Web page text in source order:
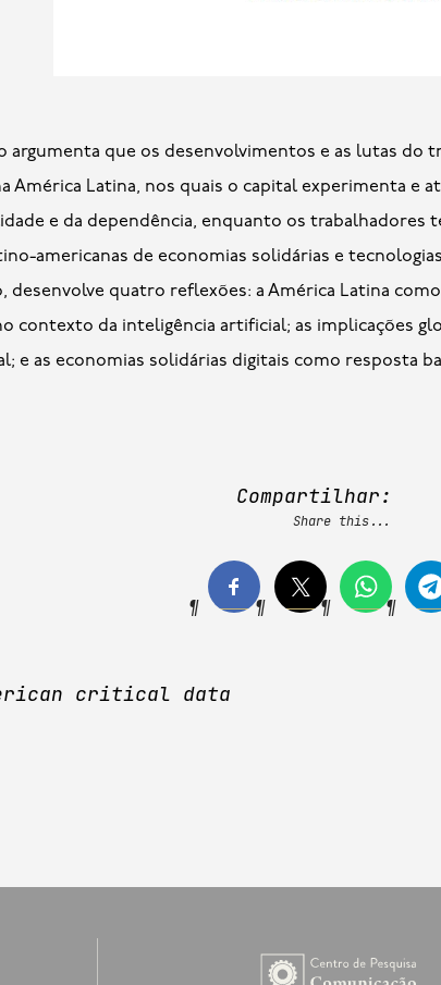
América Latina, nos quais o capital experimenta e
e da dependência, enquanto os trabalhadores
americanas de economias solidárias e
desenvolve quatro reflexões: a América Latina
contexto da inteligência artificial; as implicações
e as economias solidárias digitais como resposta
Compartilhar:
Share this...
critical data